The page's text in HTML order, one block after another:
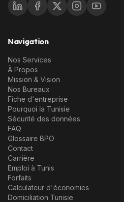
Navigation
Nos Services
À Propos
Mission & Vision
Nos Bureaux
Fiche d'entreprise
Pourquoi la Tunisie
Sécurité des données
FAQ
Glossaire BPO
Contact
Carrière
Emploi à Tunis
Forfaits
Calculateur d'économies
Domiciliation Tunisie